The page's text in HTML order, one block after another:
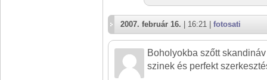
2007. február 16. | 16:21 | fotosati
Boholyokba szőtt
szinek és perfekt